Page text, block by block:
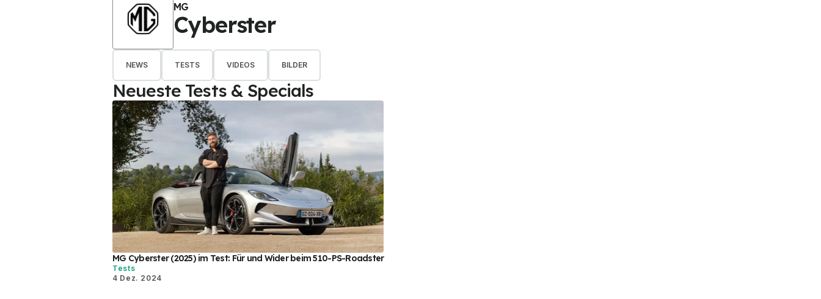
MG
Cyberster
NEWS TESTS VIDEOS BILDER
Neueste Tests & Specials
MG Cyberster (2025) im Test: Für und Wider beim 510-PS-Roadster
Tests
4 Dez. 2024